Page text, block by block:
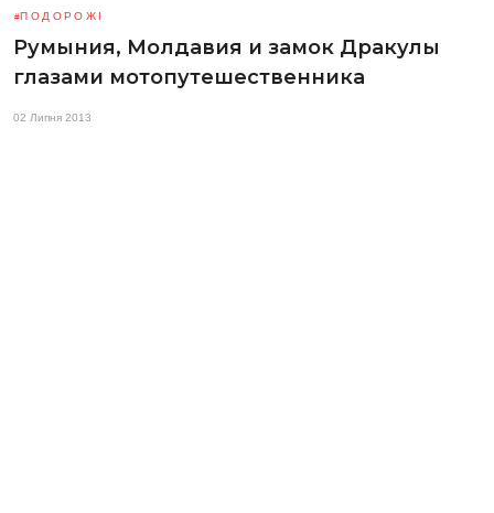
ПОДОРОЖІ
Румыния, Молдавия и замок Дракулы
глазами мотопутешественника
02 Липня 2013